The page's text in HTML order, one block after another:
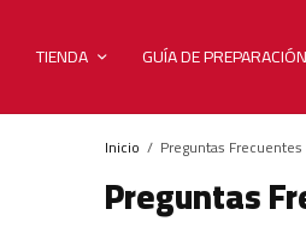
TIENDA GUÍA DE PREPARACIÓN
Inicio Preguntas Frecuentes
Preguntas